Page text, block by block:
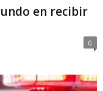
en recibir
0